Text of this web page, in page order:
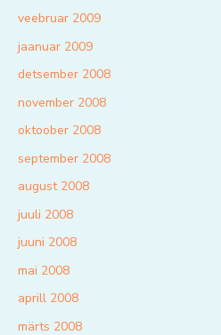
veebruar 2009
jaanuar 2009
detsember 2008
november 2008
oktoober 2008
september 2008
august 2008
juuli 2008
juuni 2008
mai 2008
aprill 2008
märts 2008